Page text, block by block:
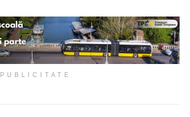
PUBLICITATE